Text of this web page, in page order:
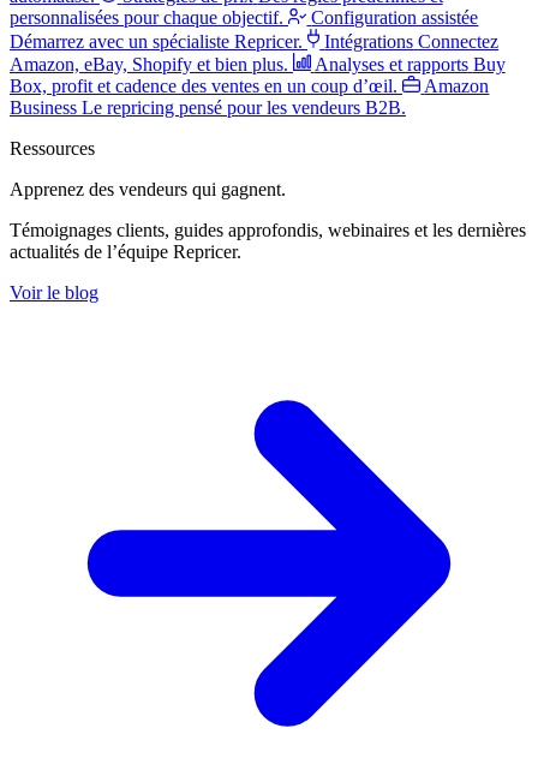
personnalisées pour chaque objectif.
Configuration assistée
Démarrez avec un spécialiste Repricer.
Intégrations Connectez
Amazon, eBay, Shopify et bien plus.
Analyses et rapports Buy
Box, profit et cadence des ventes en un coup d’œil.
Amazon
Business Le repricing pensé pour les vendeurs B2B.
Ressources
Apprenez des vendeurs qui gagnent.
Témoignages clients, guides approfondis, webinaires et les dernières
actualités de l’équipe Repricer.
Voir le blog